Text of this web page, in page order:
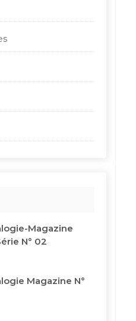
Magazine
N° 02
Magazine N°